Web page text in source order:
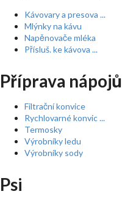
Kávovary a presova ...
Mlýnky na kávu
Napěnovače mléka
Přísluš. ke kávova ...
Příprava nápojů
Filtrační konvice
Rychlovarné konvic ...
Termosky
Výrobníky ledu
Výrobníky sody
Psi